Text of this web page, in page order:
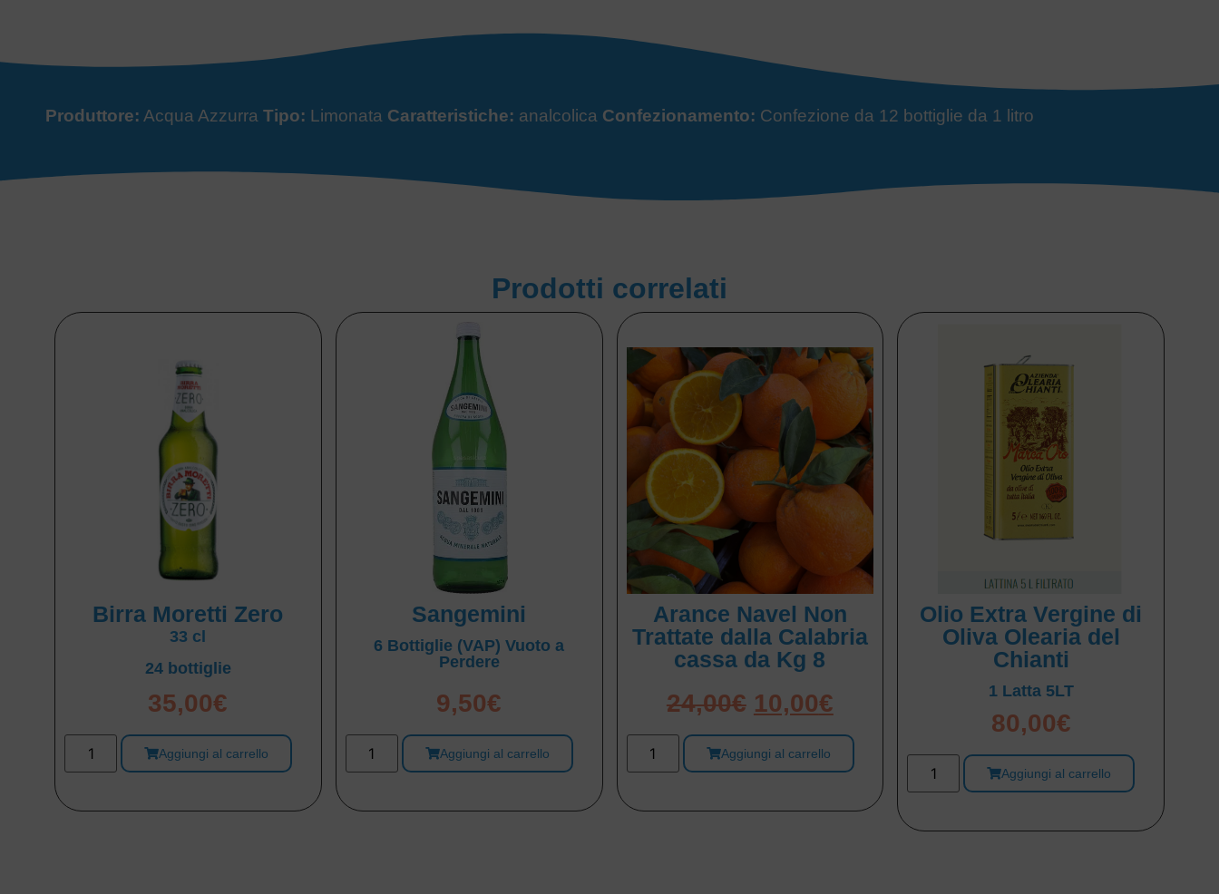
Produttore: Acqua Azzurra Tipo: Limonata Caratteristiche: analcolica Confezionamento: Confezione da 12 bottiglie da 1 litro
Prodotti correlati
Birra Moretti Zero
33 cl
24 bottiglie
35,00€
Aggiungi al carrello
Sangemini
6 Bottiglie (VAP) Vuoto a
Perdere
9,50€
Aggiungi al carrello
Arance Navel Non
Trattate dalla Calabria
cassa da Kg 8
24,00€ 10,00€
Aggiungi al carrello
Olio Extra Vergine di
Oliva Olearia del
Chianti
1 Latta 5LT
80,00€
Aggiungi al carrello